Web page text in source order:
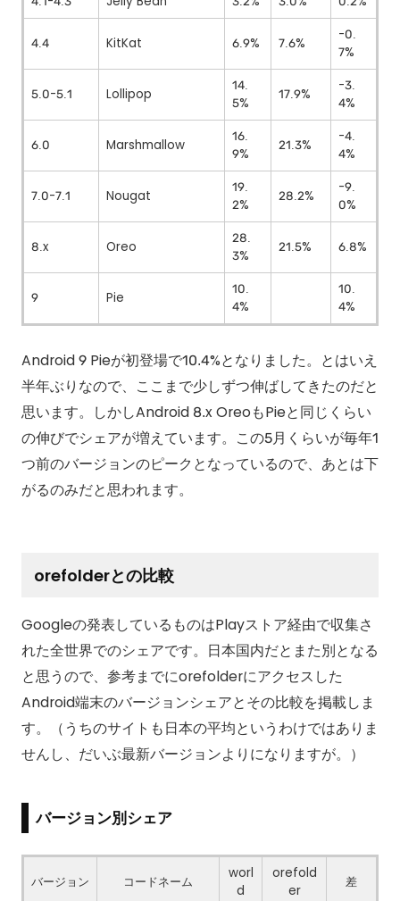
4.4 KitKat 6.9% 7.6%
-0.
7%
5.0-5.1 Lollipop
14.
5%
17.9%
-3.
4%
6.0 Marshmallow
16.
9%
21.3%
-4.
4%
7.0-7.1 Nougat
19.
2%
28.2%
-9.
0%
8.x Oreo
28.
3%
21.5% 6.8%
9 Pie
10.
4%
10.
4%
Android 9 Pieが初登場で10.4%となりました。とはいえ
半年ぶりなので、ここまで少しずつ伸ばしてきたのだと
思います。しかしAndroid 8.x OreoもPieと同じくらい
の伸びでシェアが増えています。この5月くらいが毎年1
つ前のバージョンのピークとなっているので、あとは下
がるのみだと思われます。
orefolderとの比較
Googleの発表しているものはPlayストア経由で収集さ
れた全世界でのシェアです。日本国内だとまた別となる
と思うので、参考までにorefolderにアクセスした
Android端末のバージョンシェアとその比較を掲載しま
す。（うちのサイトも日本の平均というわけではありま
せんし、だいぶ最新バージョンよりになりますが。）
バージョン別シェア
バージョン コードネーム
worl
d
orefold
er
差